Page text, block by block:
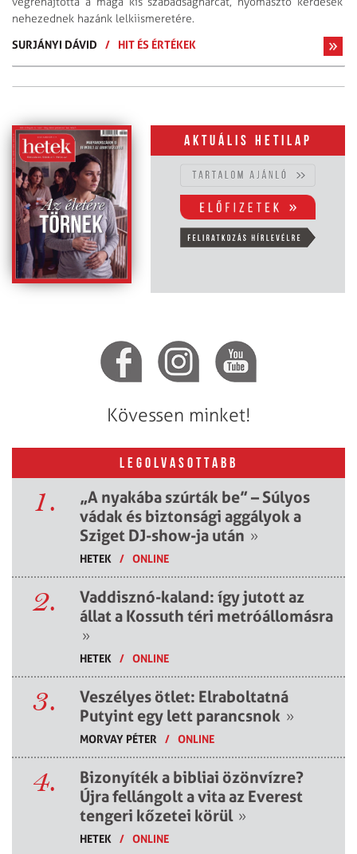
nehezednek hazánk lelkiismeretére.
SURJÁNYI DÁVID
/ HIT ÉS ÉRTÉKEK
Aktuális hetilap
Kövessen minket!
LEGOLVASOTTABB
1.
„A nyakába szúrták be” – Súlyos
vádak és biztonsági aggályok a
Sziget DJ-show-ja után »
HETEK / ONLINE
2.
Vaddisznó-kaland: így jutott az
állat a Kossuth téri metróállomásra
»
HETEK / ONLINE
3.
Veszélyes ötlet: Elraboltatná
Putyint egy lett parancsnok »
MORVAY PÉTER / ONLINE
4.
Bizonyíték a bibliai özönvízre?
Újra fellángolt a vita az Everest
tengeri kőzetei körül »
HETEK / ONLINE